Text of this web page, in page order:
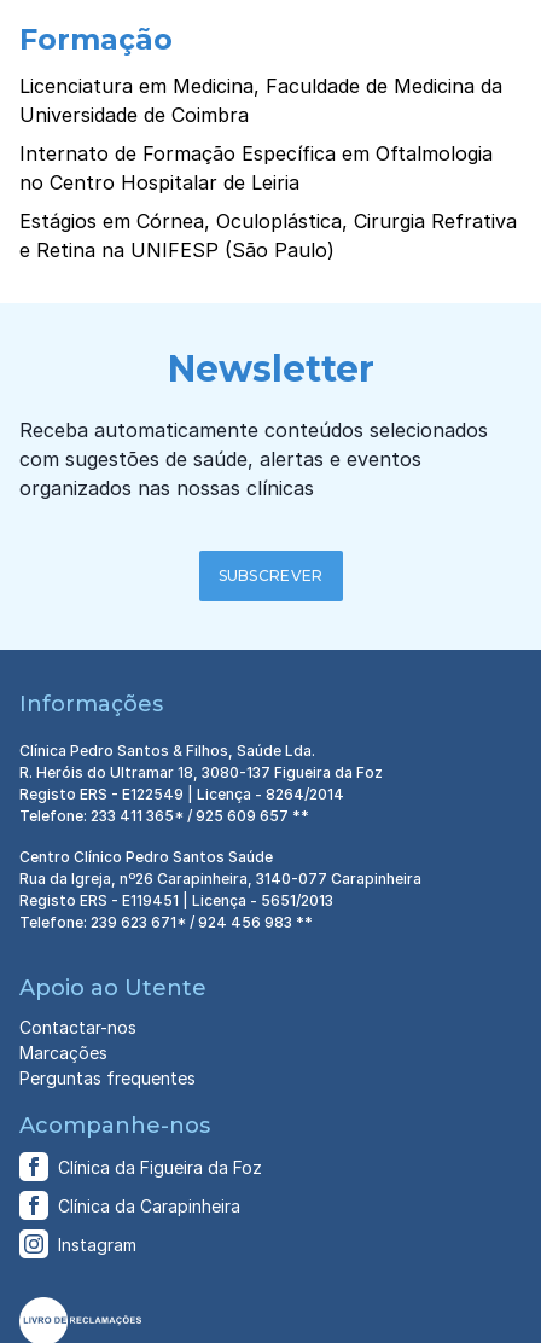
Formação
Licenciatura em Medicina, Faculdade de Medicina da
Universidade de Coimbra
Internato de Formação Específica em Oftalmologia
no Centro Hospitalar de Leiria
Estágios em Córnea, Oculoplástica, Cirurgia Refrativa
e Retina na UNIFESP (São Paulo)
Newsletter
Receba automaticamente conteúdos selecionados
com sugestões de saúde, alertas e eventos
organizados nas nossas clínicas
SUBSCREVER
Informações
Clínica Pedro Santos & Filhos, Saúde Lda.
R. Heróis do Ultramar 18, 3080-137 Figueira da Foz
Registo ERS - E122549 | Licença - 8264/2014
Telefone: 233 411 365* / 925 609 657 **
Centro Clínico Pedro Santos Saúde
Rua da Igreja, nº26 Carapinheira, 3140-077 Carapinheira
Registo ERS - E119451 | Licença - 5651/2013
Telefone: 239 623 671* / 924 456 983 **
Apoio ao Utente
Contactar-nos
Marcações
Perguntas frequentes
Acompanhe-nos
Clínica da Figueira da Foz
Clínica da Carapinheira
Instagram